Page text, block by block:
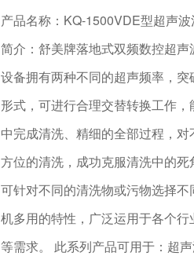
产品名称：KQ-1500VDE型超声
简介：舒美牌落地式双频数控超
设备拥有两种不同的超声频率，
形式，可进行合理交替转换工作
中完成清洗、精细的全部过程，
方位的清洗，成功克服清洗中的
可针对不同的清洗物或污物选择
机多用的特性，广泛运用于各个
等需求。 此系列产品可用于：超声